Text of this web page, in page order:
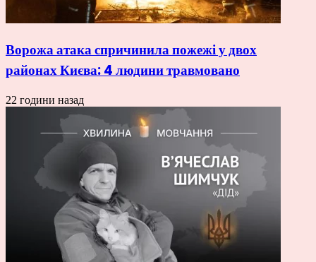
Ворожа атака спричинила пожежі у двох
районах Києва: 4 людини травмовано
22 години назад